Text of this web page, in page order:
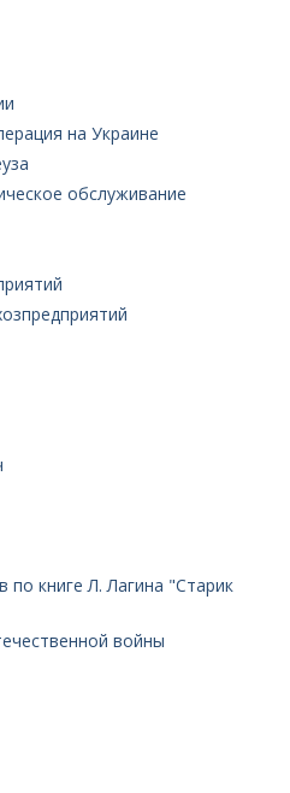
на Украине
обслуживание
по книге Л. Лагина "Старик
войны